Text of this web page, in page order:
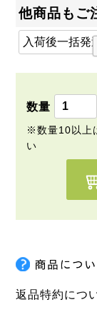
他商品もご
返品特約につ